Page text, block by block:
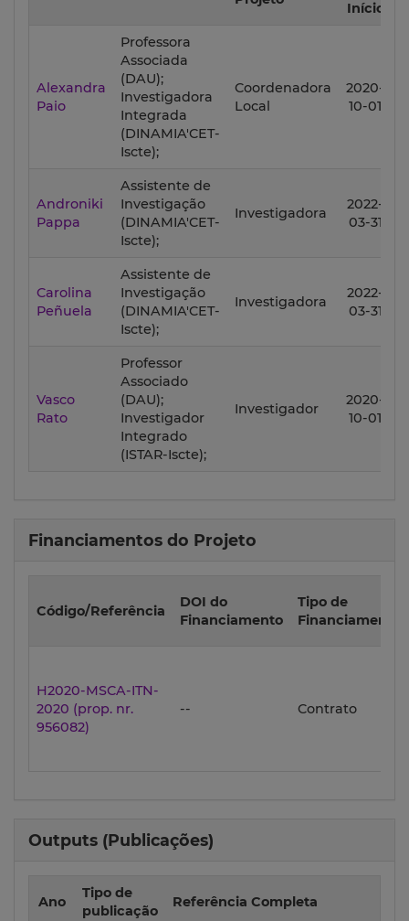
Início
Alexandra
Paio
Professora
Associada
(DAU);
Investigadora
Integrada
(DINAMIA'CET-
Iscte);
Coordenadora
Local
2020-
10-01
Androniki
Pappa
Assistente de
Investigação
(DINAMIA'CET-
Iscte);
Investigadora
2022-
03-31
Carolina
Peñuela
Assistente de
Investigação
(DINAMIA'CET-
Iscte);
Investigadora
2022-
03-31
Vasco
Rato
Professor
Associado
(DAU);
Investigador
Integrado
(ISTAR-Iscte);
Investigador
2020-
10-01
Financiamentos do Projeto
Código/Referência
DOI do
Financiamento
Tipo de
Financiamento
H2020-MSCA-ITN-
2020 (prop. nr.
956082)
-- Contrato
Outputs (Publicações)
Ano
Tipo de
publicação
Referência Completa